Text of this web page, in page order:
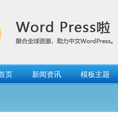
页 新闻资讯 模板主题